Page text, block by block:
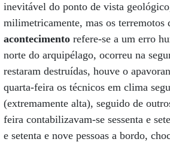
inevitável do ponto de vista
milimetricamente, mas os terremotos
acontecimento refere-se a um erro
norte do arquipélago, ocorreu na
restaram destruídas, houve o
quarta-feira os técnicos em clima
(extremamente alta), seguido de
feira contabilizavam-se sessenta e
e setenta e nove pessoas a bordo,